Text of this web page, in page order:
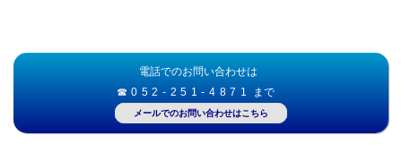
電話でのお問い合わせは
☎052-251-4871
まで
メールでのお問い合わせはこちら